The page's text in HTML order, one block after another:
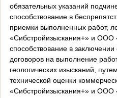
обязательных указаний
способствование в
приемки выполненных работ,
«Сибстройизыскания+» и ООО
способствование в
договоров на выполнение
геологических изысканий,
технической оценки
«Сибстройизыскания+» и ООО